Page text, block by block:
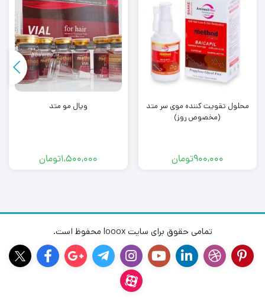
محلول تقویت کننده موی سر متد
(مخصوص روز)
900,000تومان
ویال مو متد
1,500,000تومان
تمامی حقوق برای سایت looox محفوظ است.